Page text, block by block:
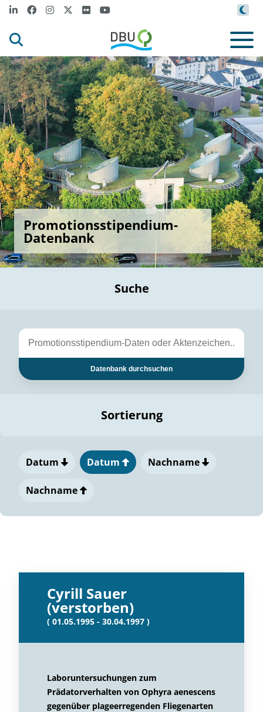
Promotionsstipendium-
Datenbank
Suche
Datenbank durchsuchen
Sortierung
Datum Datum Nachname
Nachname
Cyrill Sauer
(verstorben)
( 01.05.1995 - 30.04.1997 )
Laboruntersuchungen zum
Prädatorverhalten von Ophyra aenescens
gegenüber plageerregenden Fliegenarten